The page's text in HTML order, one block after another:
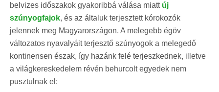
belvizes időszakok gyakoribbá válása miatt új
szúnyogfajok, és az általuk terjesztett kórokozók
jelennek meg Magyarországon. A melegebb égöv
változatos nyavalyáit terjesztő szúnyogok a melegedő
kontinensen észak, így hazánk felé terjeszkednek, illetve
a világkereskedelem révén behurcolt egyedek nem
pusztulnak el: